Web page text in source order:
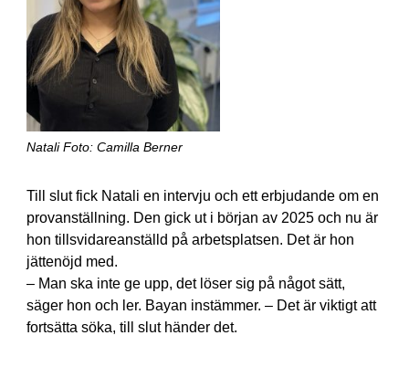
Natali Foto: Camilla Berner
Till slut fick Natali en intervju och ett erbjudande om en
provanställning. Den gick ut i början av 2025 och nu är
hon tillsvidareanställd på arbetsplatsen. Det är hon
jättenöjd med.
– Man ska inte ge upp, det löser sig på något sätt,
säger hon och ler. Bayan instämmer. – Det är viktigt att
fortsätta söka, till slut händer det.